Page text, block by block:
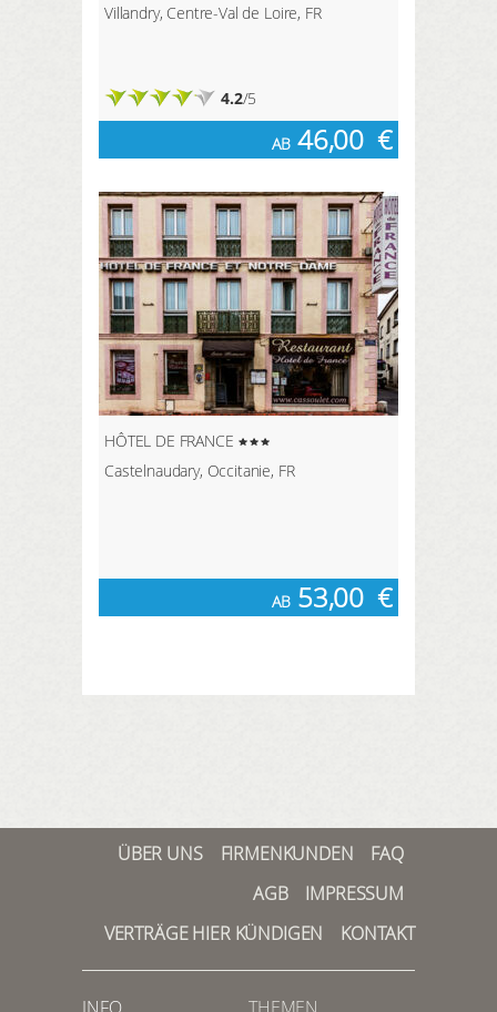
Villandry, Centre-Val de Loire, FR
4.2/5
AB 46,00 €
HÔTEL DE FRANCE
Castelnaudary, Occitanie, FR
AB 53,00 €
ÜBER UNS FIRMENKUNDEN
FAQ
AGB
IMPRESSUM
VERTRÄGE HIER KÜNDIGEN
KONTAKT
INFO THEMEN